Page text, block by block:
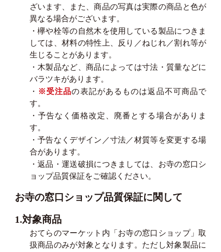
ざいます、また、商品の写真は実際の商品と色が
異なる場合がございます。
・欅や栓等の自然木を使用している製品につきま
しては、材料の特性上、反り／ねじれ／割れ等が
生じることがあります。
・木製品など、商品によっては寸法・質量などに
バラツキがあります。
・ ※受注品の表記があるものは返品不可商品で
す。
・予告なく価格改定、廃番とする場合がありま
す。
・予告なくデザイン／寸法／材質等を変更する場
合があります。
・返品・運送破損につきましては、お寺の窓口シ
ョップ品質保証をご確認ください。
お寺の窓口ショップ品質保証に関して
1.対象商品
おてらのマーケット内「お寺の窓口ショップ」取
扱商品のみが対象となります。ただし対象製品に